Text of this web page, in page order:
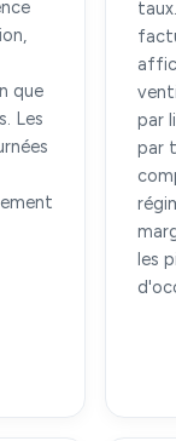
que
Les
par
par
les